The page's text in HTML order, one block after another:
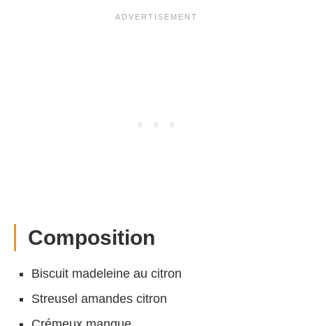
Composition
Biscuit madeleine au citron
Streusel amandes citron